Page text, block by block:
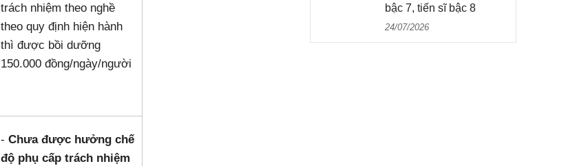
trách nhiệm theo nghề
theo quy định hiện hành
thì được bồi dưỡng
150.000 đồng/ngày/người
- Chưa được hưởng chế
độ phụ cấp trách nhiệm
bậc 7, tiến sĩ bậc 8
24/07/2026